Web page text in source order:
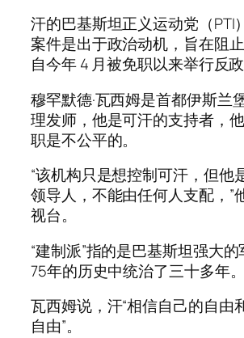
汗的巴基斯坦正义运动党（PTI
案件是出于政治动机，旨在阻
自今年 4 月被免职以来举行反政
穆罕默德·瓦西姆是首都伊斯兰
理发师，他是可汗的支持者，
职是不公平的。
“该机构只是想控制可汗，但他
领导人，不能由任何人支配，”
视台。
“建制派”指的是巴基斯坦强大
75年的历史中统治了三十多年。
瓦西姆说，汗“相信自己的自由
自由”。